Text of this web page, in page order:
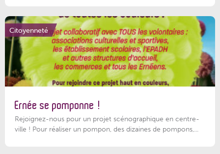
Citoyenneté
Ernée se pomponne !
Rejoignez-nous pour un projet scénographique en centre-
ville ! Pour réaliser un pompon, des dizaines de pompons,...